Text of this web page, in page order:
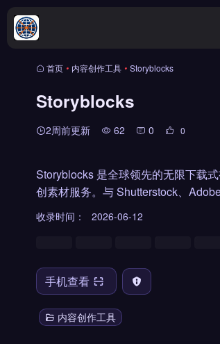
首页 • 内容创作工具 • Storyblocks
Storyblocks
2周前更新 62 0 0
Storyblocks 是全球领先的无限下载
创素材服务。与 Shutterstock、
收录时间： 2026-06-12
手机查看
内容创作工具